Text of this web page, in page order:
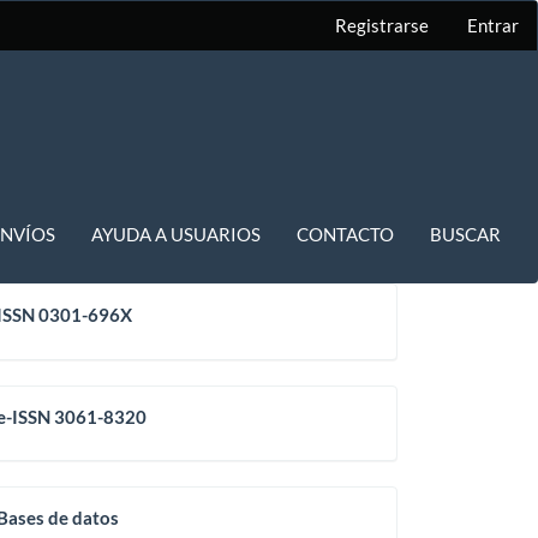
Registrarse Entrar
AYUDA A USUARIOS CONTACTO BUSCAR
0301-696X
ISSN 3061-8320
de datos